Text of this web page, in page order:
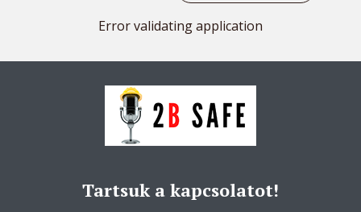
Error validating application
Tartsuk a kapcsolatot!